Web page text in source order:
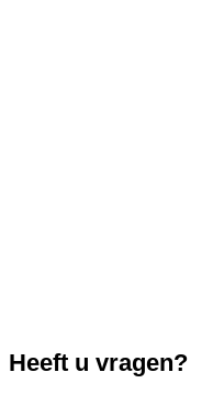
Heeft u vragen?